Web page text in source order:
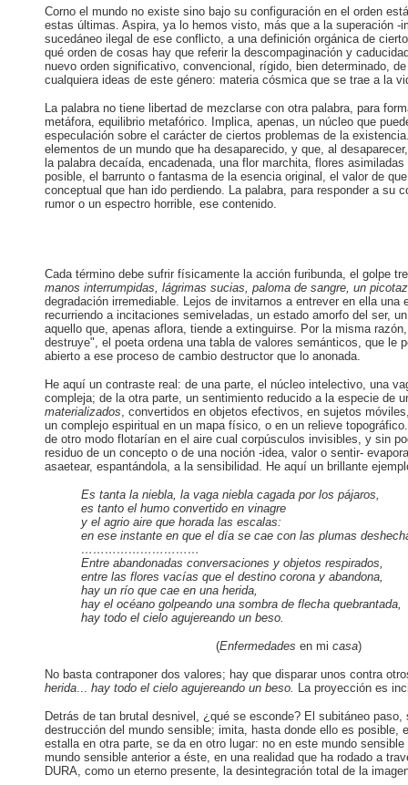
Corno el mundo no existe sino bajo su configuración en el orden
estas últimas. Aspira, ya lo hemos visto, más que a la superación
sucedáneo ilegal de ese conflicto, a una definición orgánica de
qué orden de cosas hay que referir la descompaginación y
nuevo orden significativo, convencional, rígido, bien determinado,
cualquiera ideas de este género: materia cósmica que se trae a la
La palabra no tiene libertad de mezclarse con otra palabra, para
metáfora, equilibrio metafórico. Implica, apenas, un núcleo que
especulación sobre el carácter de ciertos problemas de la
elementos de un mundo que ha desaparecido, y que, al
la palabra decaída, encadenada, una flor marchita, flores
posible, el barrunto o fantasma de la esencia original, el valor de
conceptual que han ido perdiendo. La palabra, para responder a su
rumor o un espectro horrible, ese contenido.
Cada término debe sufrir físicamente la acción furibunda, el golpe
manos interrumpidas, lágrimas sucias, paloma de sangre, un
degradación irremediable. Lejos de invitarnos a entrever en ella
recurriendo a incitaciones semiveladas, un estado amorfo del ser,
aquello que, apenas aflora, tiende a extinguirse. Por la misma
destruye", el poeta ordena una tabla de valores semánticos, que
abierto a ese proceso de cambio destructor que lo anonada.
He aquí un contraste real: de una parte, el núcleo intelectivo, una
compleja; de la otra parte, un sentimiento reducido a la especie de
materializados, convertidos en objetos efectivos, en sujetos
un complejo espiritual en un mapa físico, o en un relieve
de otro modo flotarían en el aire cual corpúsculos invisibles, y sin
residuo de un concepto o de una noción -idea, valor o sentir-
asaetear, espantándola, a la sensibilidad. He aquí un brillante
Es tanta la niebla, la vaga niebla cagada por los pájaros,
es tanto el humo convertido en vinagre
y el agrio aire que horada las escalas:
en ese instante en que el día se cae con las plumas
…………………………
Entre abandonadas conversaciones y objetos respirados,
entre las flores vacías que el destino corona y abandona,
hay un río que cae en una herida,
hay el océano golpeando una sombra de flecha quebrantada,
hay todo el cielo agujereando un beso.
(Enfermedades en mi casa)
No basta contraponer dos valores; hay que disparar unos contra
herida... hay todo el cielo agujereando un beso. La proyección es
Detrás de tan brutal desnivel, ¿qué se esconde? El subitáneo
destrucción del mundo sensible; imita, hasta donde ello es
estalla en otra parte, se da en otro lugar: no en este mundo
mundo sensible anterior a éste, en una realidad que ha rodado a
DURA, como un eterno presente, la desintegración total de la